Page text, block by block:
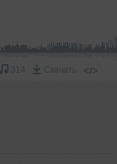
314 Скачать </>